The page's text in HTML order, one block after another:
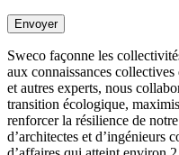
Envoyer
Sweco façonne les
aux connaissances
et autres experts, nous
transition écologique,
renforcer la résilience de
d’architectes et d’ingénieurs